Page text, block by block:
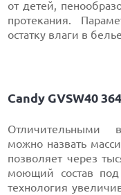
от детей,
протекания.
остатку влаги в
Candy GVSW40
Отличительными
можно назвать
позволяет через
моющий состав
технология